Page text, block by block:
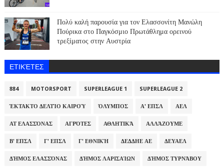
Πολύ καλή παρουσία για τον Ελασσονίτη Μανώλη
Πούρικα στο Παγκόσμιο Πρωτάθλημα ορεινού
τρεξίματος στην Αυστρία
ΕΤΙΚΈΤΕΣ
884 MOTORSPORT SUPERLEAGUE 1 SUPERLEAGUE 2
ΈΚΤΑΚΤΟ ΔΕΛΤΊΟ ΚΑΙΡΟΎ ΌΛΥΜΠΟΣ Α' ΕΠΣΛ ΑΕΛ
ΑΤ ΕΛΑΣΣΌΝΑΣ ΑΓΡΌΤΕΣ ΑΘΛΗΤΙΚΆ ΑΛΛΆΖΟΥΜΕ
Β' ΕΠΣΛ Γ' ΕΠΣΛ Γ' ΕΘΝΙΚΉ ΔΕΔΔΗΕ ΑΕ ΔΕΥΑΕΛ
ΔΉΜΟΣ ΕΛΑΣΣΌΝΑΣ ΔΉΜΟΣ ΛΑΡΙΣΑΊΩΝ ΔΉΜΟΣ ΤΥΡΝΆΒΟΥ